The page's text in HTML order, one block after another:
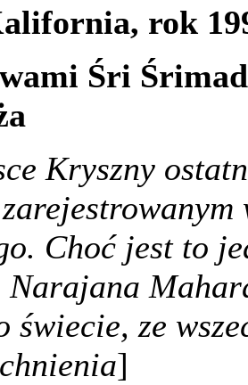
rok
Śri
Kryszny
Choć jest to
świecie, ze
]